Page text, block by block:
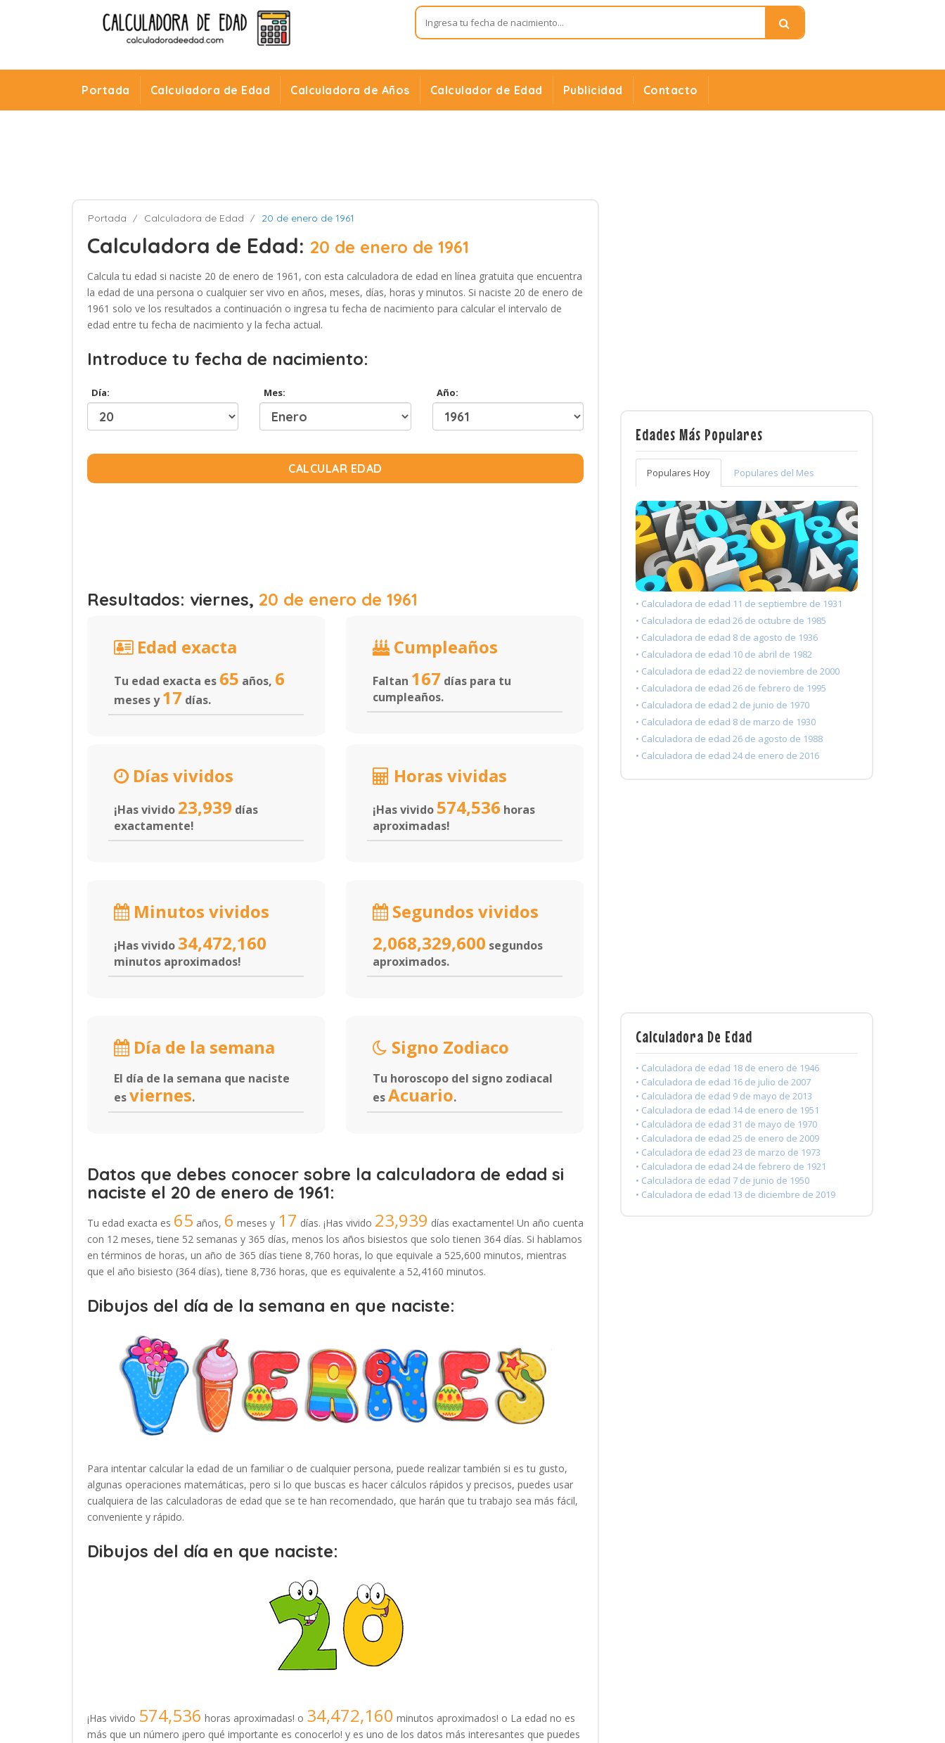
Portada Calculadora de Edad Calculadora de Años Calculador de Edad Publicidad Contacto
Portada Calculadora de Edad 20 de enero de 1961
Calculadora de Edad: 20 de enero de 1961
Calcula tu edad si naciste 20 de enero de 1961, con esta calculadora de edad en línea gratuita que encuentra
la edad de una persona o cualquier ser vivo en años, meses, días, horas y minutos. Si naciste 20 de enero de
1961 solo ve los resultados a continuación o ingresa tu fecha de nacimiento para calcular el intervalo de
edad entre tu fecha de nacimiento y la fecha actual.
Introduce tu fecha de nacimiento:
Día: Mes: Año:
CALCULAR EDAD
Resultados: viernes, 20 de enero de 1961
Edad exacta
Tu edad exacta es 65 años, 6
meses y17 días.
Cumpleaños
Faltan 167 días para tu
cumpleaños.
Días vividos
¡Has vivido 23,939 días
exactamente!
Horas vividas
¡Has vivido 574,536 horas
aproximadas!
Minutos vividos
¡Has vivido 34,472,160
minutos aproximados!
Segundos vividos
2,068,329,600 segundos
aproximados.
Día de la semana
El día de la semana que naciste
esviernes.
Signo Zodiaco
Tu horoscopo del signo zodiacal
esAcuario.
Datos que debes conocer sobre la calculadora de edad si
naciste el 20 de enero de 1961:
Tu edad exacta es 65 años, 6 meses y 17 días. ¡Has vivido 23,939 días exactamente! Un año cuenta
con 12 meses, tiene 52 semanas y 365 días, menos los años bisiestos que solo tienen 364 días. Si hablamos
en términos de horas, un año de 365 días tiene 8,760 horas, lo que equivale a 525,600 minutos, mientras
que el año bisiesto (364 días), tiene 8,736 horas, que es equivalente a 52,4160 minutos.
Dibujos del día de la semana en que naciste:
Para intentar calcular la edad de un familiar o de cualquier persona, puede realizar también si es tu gusto,
algunas operaciones matemáticas, pero si lo que buscas es hacer cálculos rápidos y precisos, puedes usar
cualquiera de las calculadoras de edad que se te han recomendado, que harán que tu trabajo sea más fácil,
conveniente y rápido.
Dibujos del día en que naciste:
¡Has vivido 574,536 horas aproximadas! o 34,472,160 minutos aproximados! o La edad no es
más que un número ¡pero qué importante es conocerlo! y es uno de los datos más interesantes que puedes
Edades Más Populares
Populares Hoy Populares del Mes
• Calculadora de edad 11 de septiembre de 1931
• Calculadora de edad 26 de octubre de 1985
• Calculadora de edad 8 de agosto de 1936
• Calculadora de edad 10 de abril de 1982
• Calculadora de edad 22 de noviembre de 2000
• Calculadora de edad 26 de febrero de 1995
• Calculadora de edad 2 de junio de 1970
• Calculadora de edad 8 de marzo de 1930
• Calculadora de edad 26 de agosto de 1988
• Calculadora de edad 24 de enero de 2016
Calculadora De Edad
• Calculadora de edad 18 de enero de 1946
• Calculadora de edad 16 de julio de 2007
• Calculadora de edad 9 de mayo de 2013
• Calculadora de edad 14 de enero de 1951
• Calculadora de edad 31 de mayo de 1970
• Calculadora de edad 25 de enero de 2009
• Calculadora de edad 23 de marzo de 1973
• Calculadora de edad 24 de febrero de 1921
• Calculadora de edad 7 de junio de 1950
• Calculadora de edad 13 de diciembre de 2019